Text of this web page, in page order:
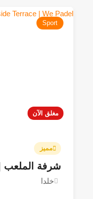
مغلق الآن
Sport
مميز
شرفة الملعب | We Padel
خلدا